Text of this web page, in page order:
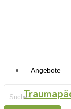
Angebote